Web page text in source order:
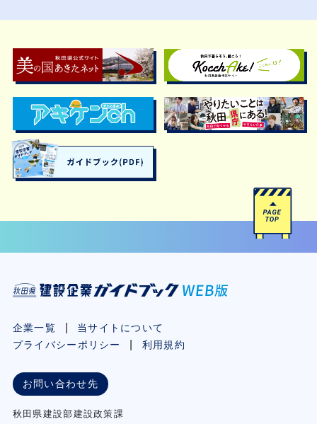
企業一覧
当サイトについて
プライバシーポリシー
利用規約
お問い合わせ先
秋⽥県建設部建設政策課